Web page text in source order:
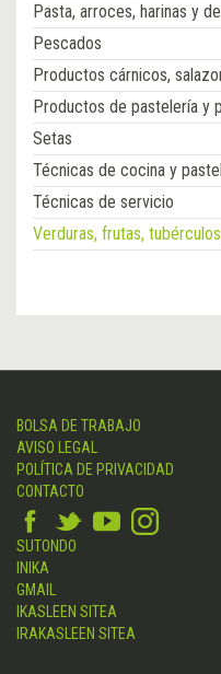
Pasta, arroces, harinas y
Pescados
Productos cárnicos,
Productos de pastelería y
Setas
Técnicas de cocina y
Técnicas de servicio
Verduras, frutas,
BOLSA DE TRABAJO
AVISO LEGAL
POLÍTICA DE PRIVACIDAD
CONTACTO
SUTONDO
INIKA
GMAIL
IKASLEEN SITEA
IRAKASLEEN SITEA